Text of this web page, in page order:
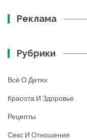
Реклама
Рубрики
Всё О Детях
Красота И Здоровье
Рецепты
Секс И Отношения